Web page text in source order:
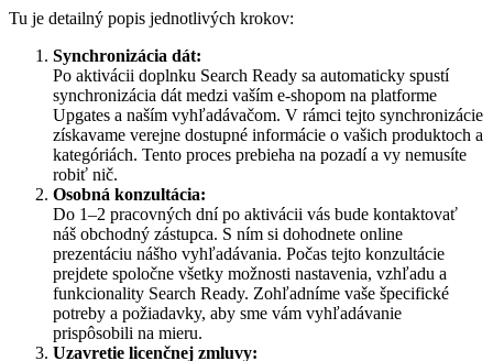
Tu je detailný popis jednotlivých krokov:
Synchronizácia dát:
Po aktivácii doplnku Search Ready sa automaticky spustí
synchronizácia dát medzi vaším e-shopom na platforme
Upgates a naším vyhľadávačom. V rámci tejto synchronizácie
získavame verejne dostupné informácie o vašich produktoch a
kategóriách. Tento proces prebieha na pozadí a vy nemusíte
robiť nič.
Osobná konzultácia:
Do 1–2 pracovných dní po aktivácii vás bude kontaktovať
náš obchodný zástupca. S ním si dohodnete online
prezentáciu nášho vyhľadávania. Počas tejto konzultácie
prejdete spoločne všetky možnosti nastavenia, vzhľadu a
funkcionality Search Ready. Zohľadníme vaše špecifické
potreby a požiadavky, aby sme vám vyhľadávanie
prispôsobili na mieru.
Uzavretie licenčnej zmluvy: